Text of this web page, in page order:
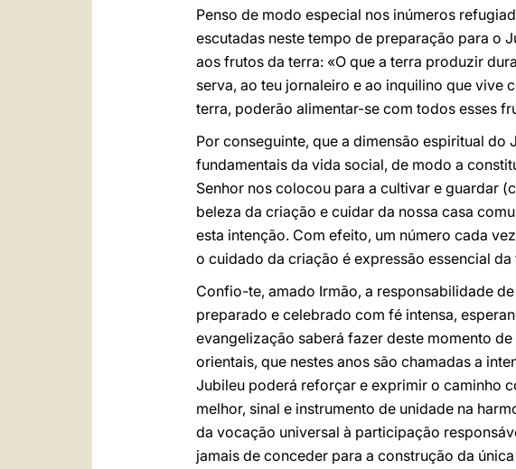
Penso de modo especial nos inúmeros
escutadas neste tempo de preparação para o
aos frutos da terra: «O que a terra produzir
serva, ao teu jornaleiro e ao inquilino que vive
terra, poderão alimentar-se com todos esses
Por conseguinte, que a dimensão espiritual
fundamentais da vida social, de modo a
Senhor nos colocou para a cultivar e guardar
beleza da criação e cuidar da nossa casa
esta intenção. Com efeito, um número cada
o cuidado da criação é expressão essencial
Confio-te, amado Irmão, a responsabilidade
preparado e celebrado com fé intensa,
evangelização saberá fazer deste momento
orientais, que nestes anos são chamadas a
Jubileu poderá reforçar e exprimir o caminho
melhor, sinal e instrumento de unidade na
da vocação universal à participação
jamais de conceder para a construção da